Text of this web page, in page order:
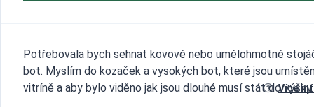
Potřebovala bych sehnat kovové nebo umělohmotné
bot. Myslím do kozaček a vysokých bot, které jsou
vitríně a aby bylo viděno jak jsou dlouhé musí stát do výšky.
Více